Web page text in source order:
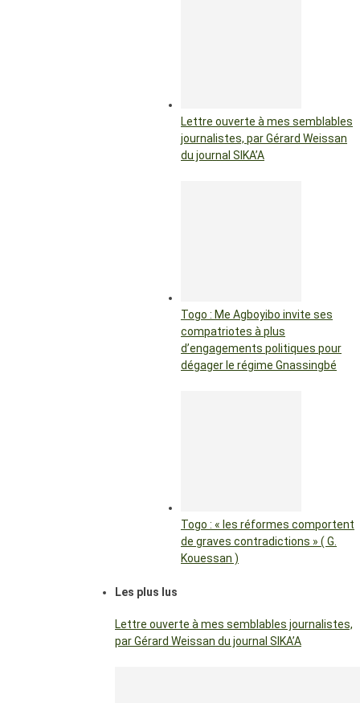
Lettre ouverte à mes semblables
journalistes, par Gérard Weissan
du journal SIKA’A
Togo : Me Agboyibo invite ses
compatriotes à plus
d’engagements politiques pour
dégager le régime Gnassingbé
Togo : « les réformes comportent
de graves contradictions » ( G.
Kouessan )
Les plus lus
Lettre ouverte à mes semblables journalistes,
par Gérard Weissan du journal SIKA’A